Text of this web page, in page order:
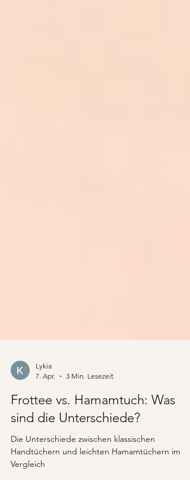
7. Apr.
3 Min. Lesezeit
Frottee vs. Hamamtuch: Was
sind die Unterschiede?
Die Unterschiede zwischen klassischen